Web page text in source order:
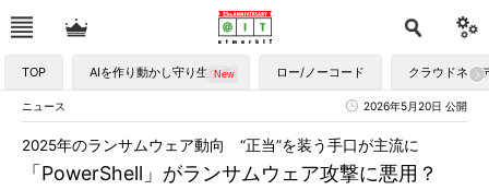
TOP AIを作り動かし守り生かす ロー/ノーコード クラウドネイ
ニュース 2026年5月20日 公開
「PowerShell」がランサムウェア攻撃に悪用？
2025年のランサムウェア動向 “正当”を装う手口が主流に